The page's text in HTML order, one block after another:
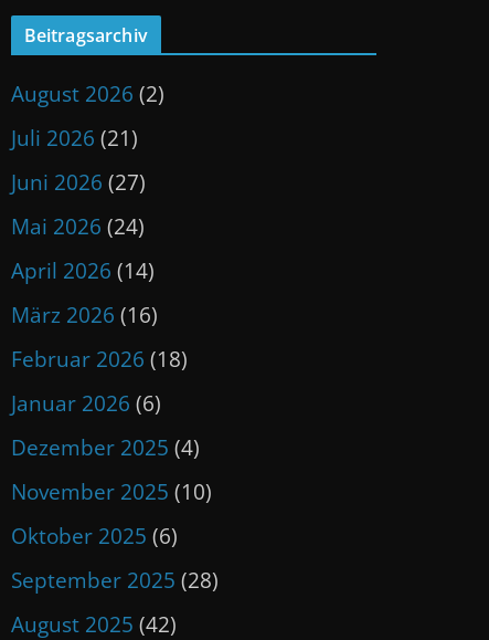
Beitragsarchiv
August 2026 (2)
Juli 2026 (21)
Juni 2026 (27)
Mai 2026 (24)
April 2026 (14)
März 2026 (16)
Februar 2026 (18)
Januar 2026 (6)
Dezember 2025 (4)
November 2025 (10)
Oktober 2025 (6)
September 2025 (28)
August 2025 (42)